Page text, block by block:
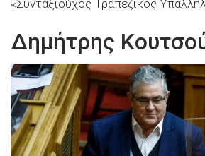
«Συνταξιούχος Τραπεζικός
Δημήτρης